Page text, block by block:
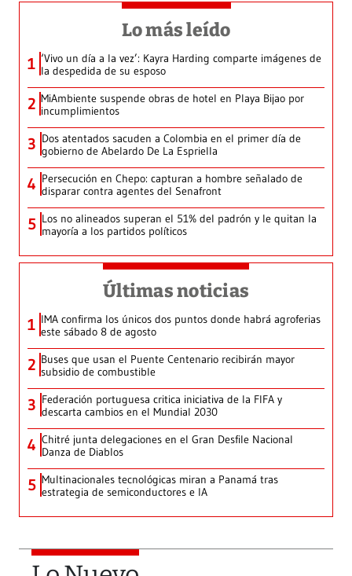
Lo más leído
1 ‘Vivo un día a la vez’: Kayra Harding comparte imágenes de
la despedida de su esposo
2 MiAmbiente suspende obras de hotel en Playa Bijao por
incumplimientos
3 Dos atentados sacuden a Colombia en el primer día de
gobierno de Abelardo De La Espriella
4 Persecución en Chepo: capturan a hombre señalado de
disparar contra agentes del Senafront
5 Los no alineados superan el 51% del padrón y le quitan la
mayoría a los partidos políticos
Últimas noticias
1 IMA confirma los únicos dos puntos donde habrá agroferias
este sábado 8 de agosto
2 Buses que usan el Puente Centenario recibirán mayor
subsidio de combustible
3 Federación portuguesa critica iniciativa de la FIFA y
descarta cambios en el Mundial 2030
4 Chitré junta delegaciones en el Gran Desfile Nacional
Danza de Diablos
5 Multinacionales tecnológicas miran a Panamá tras
estrategia de semiconductores e IA